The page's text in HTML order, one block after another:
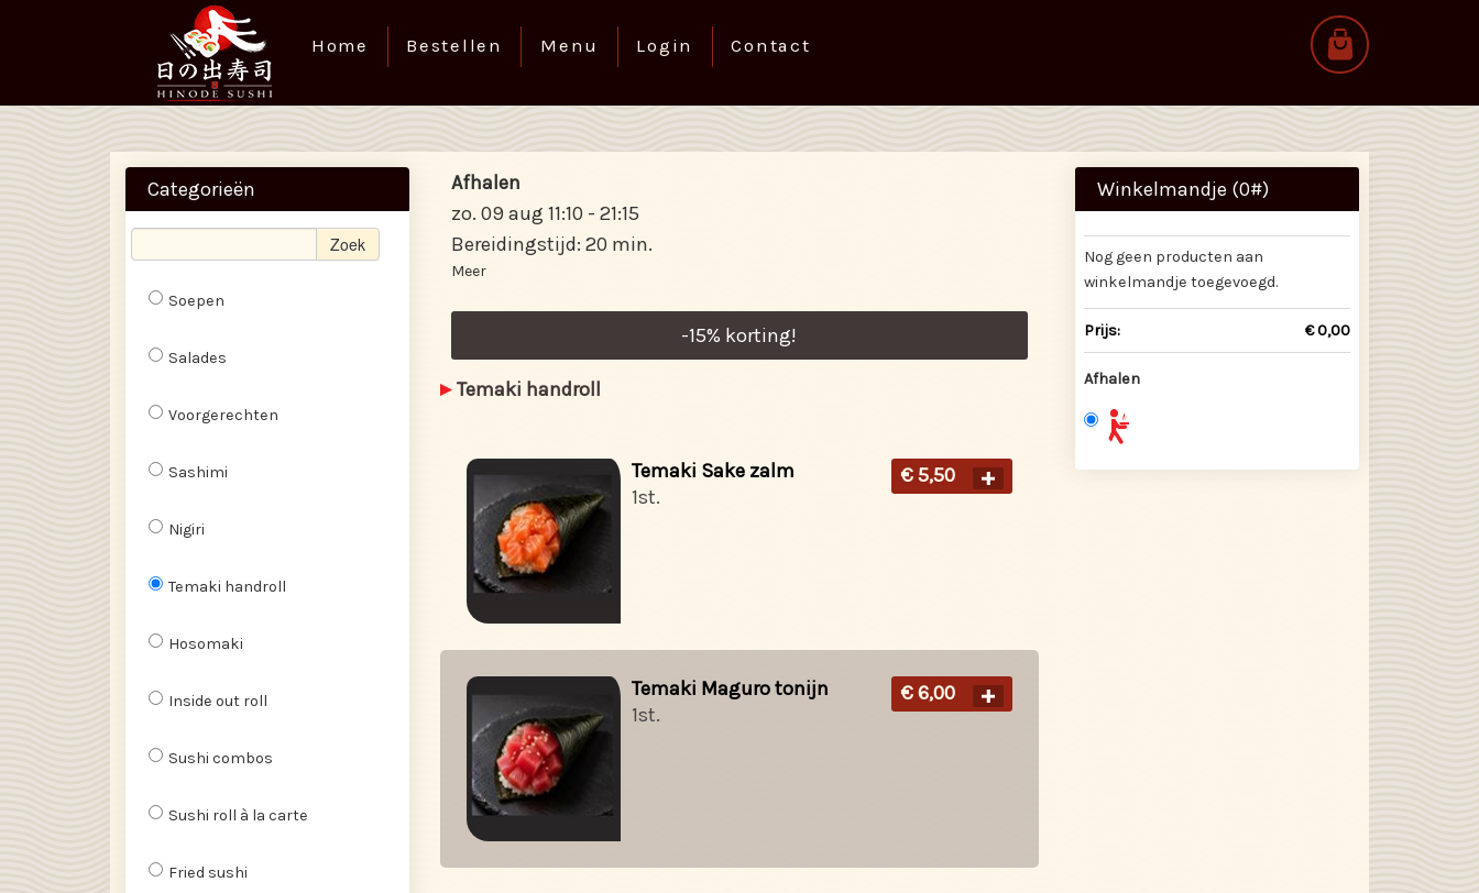
Home Bestellen Menu Login Contact
Categorieën
Zoek
Soepen
Salades
Voorgerechten
Sashimi
Nigiri
Temaki handroll
Hosomaki
Inside out roll
Sushi combos
Sushi roll à la carte
Fried sushi
Afhalen
zo. 09 aug11:10 - 21:15
Bereidingstijd: 20 min.
Meer
-15% korting!
Temaki handroll
Temaki Sake zalm
1st.
€ 5,50
Temaki Maguro tonijn
1st.
€ 6,00
Winkelmandje (0#)
Nog geen producten aan
winkelmandje toegevoegd.
Prijs: € 0,00
Afhalen